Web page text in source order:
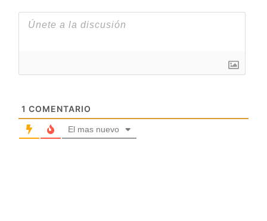
1 COMENTARIO
El mas nuevo